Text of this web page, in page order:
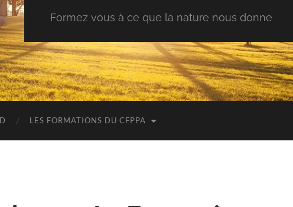
Formez vous à ce que la nature nous donne
LES FORMATIONS DU CFPPA